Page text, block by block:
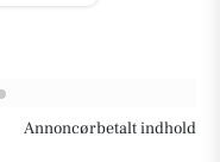
Annoncørbetalt indhold